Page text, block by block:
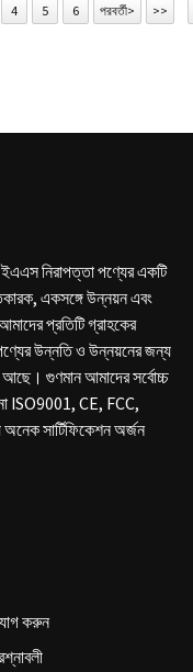
4 5 6 পরবর্তী> >>
নিরাপত্তা পণ্যের একটি
একসঙ্গে উন্নয়ন এবং
প্রতিটি গ্রাহকের
উন্নতি ও উন্নয়নের জন্য
গুণমান আমাদের সর্বোচ্চ
ISO9001, CE, FCC,
সার্টিফিকেশন অর্জন
করুন